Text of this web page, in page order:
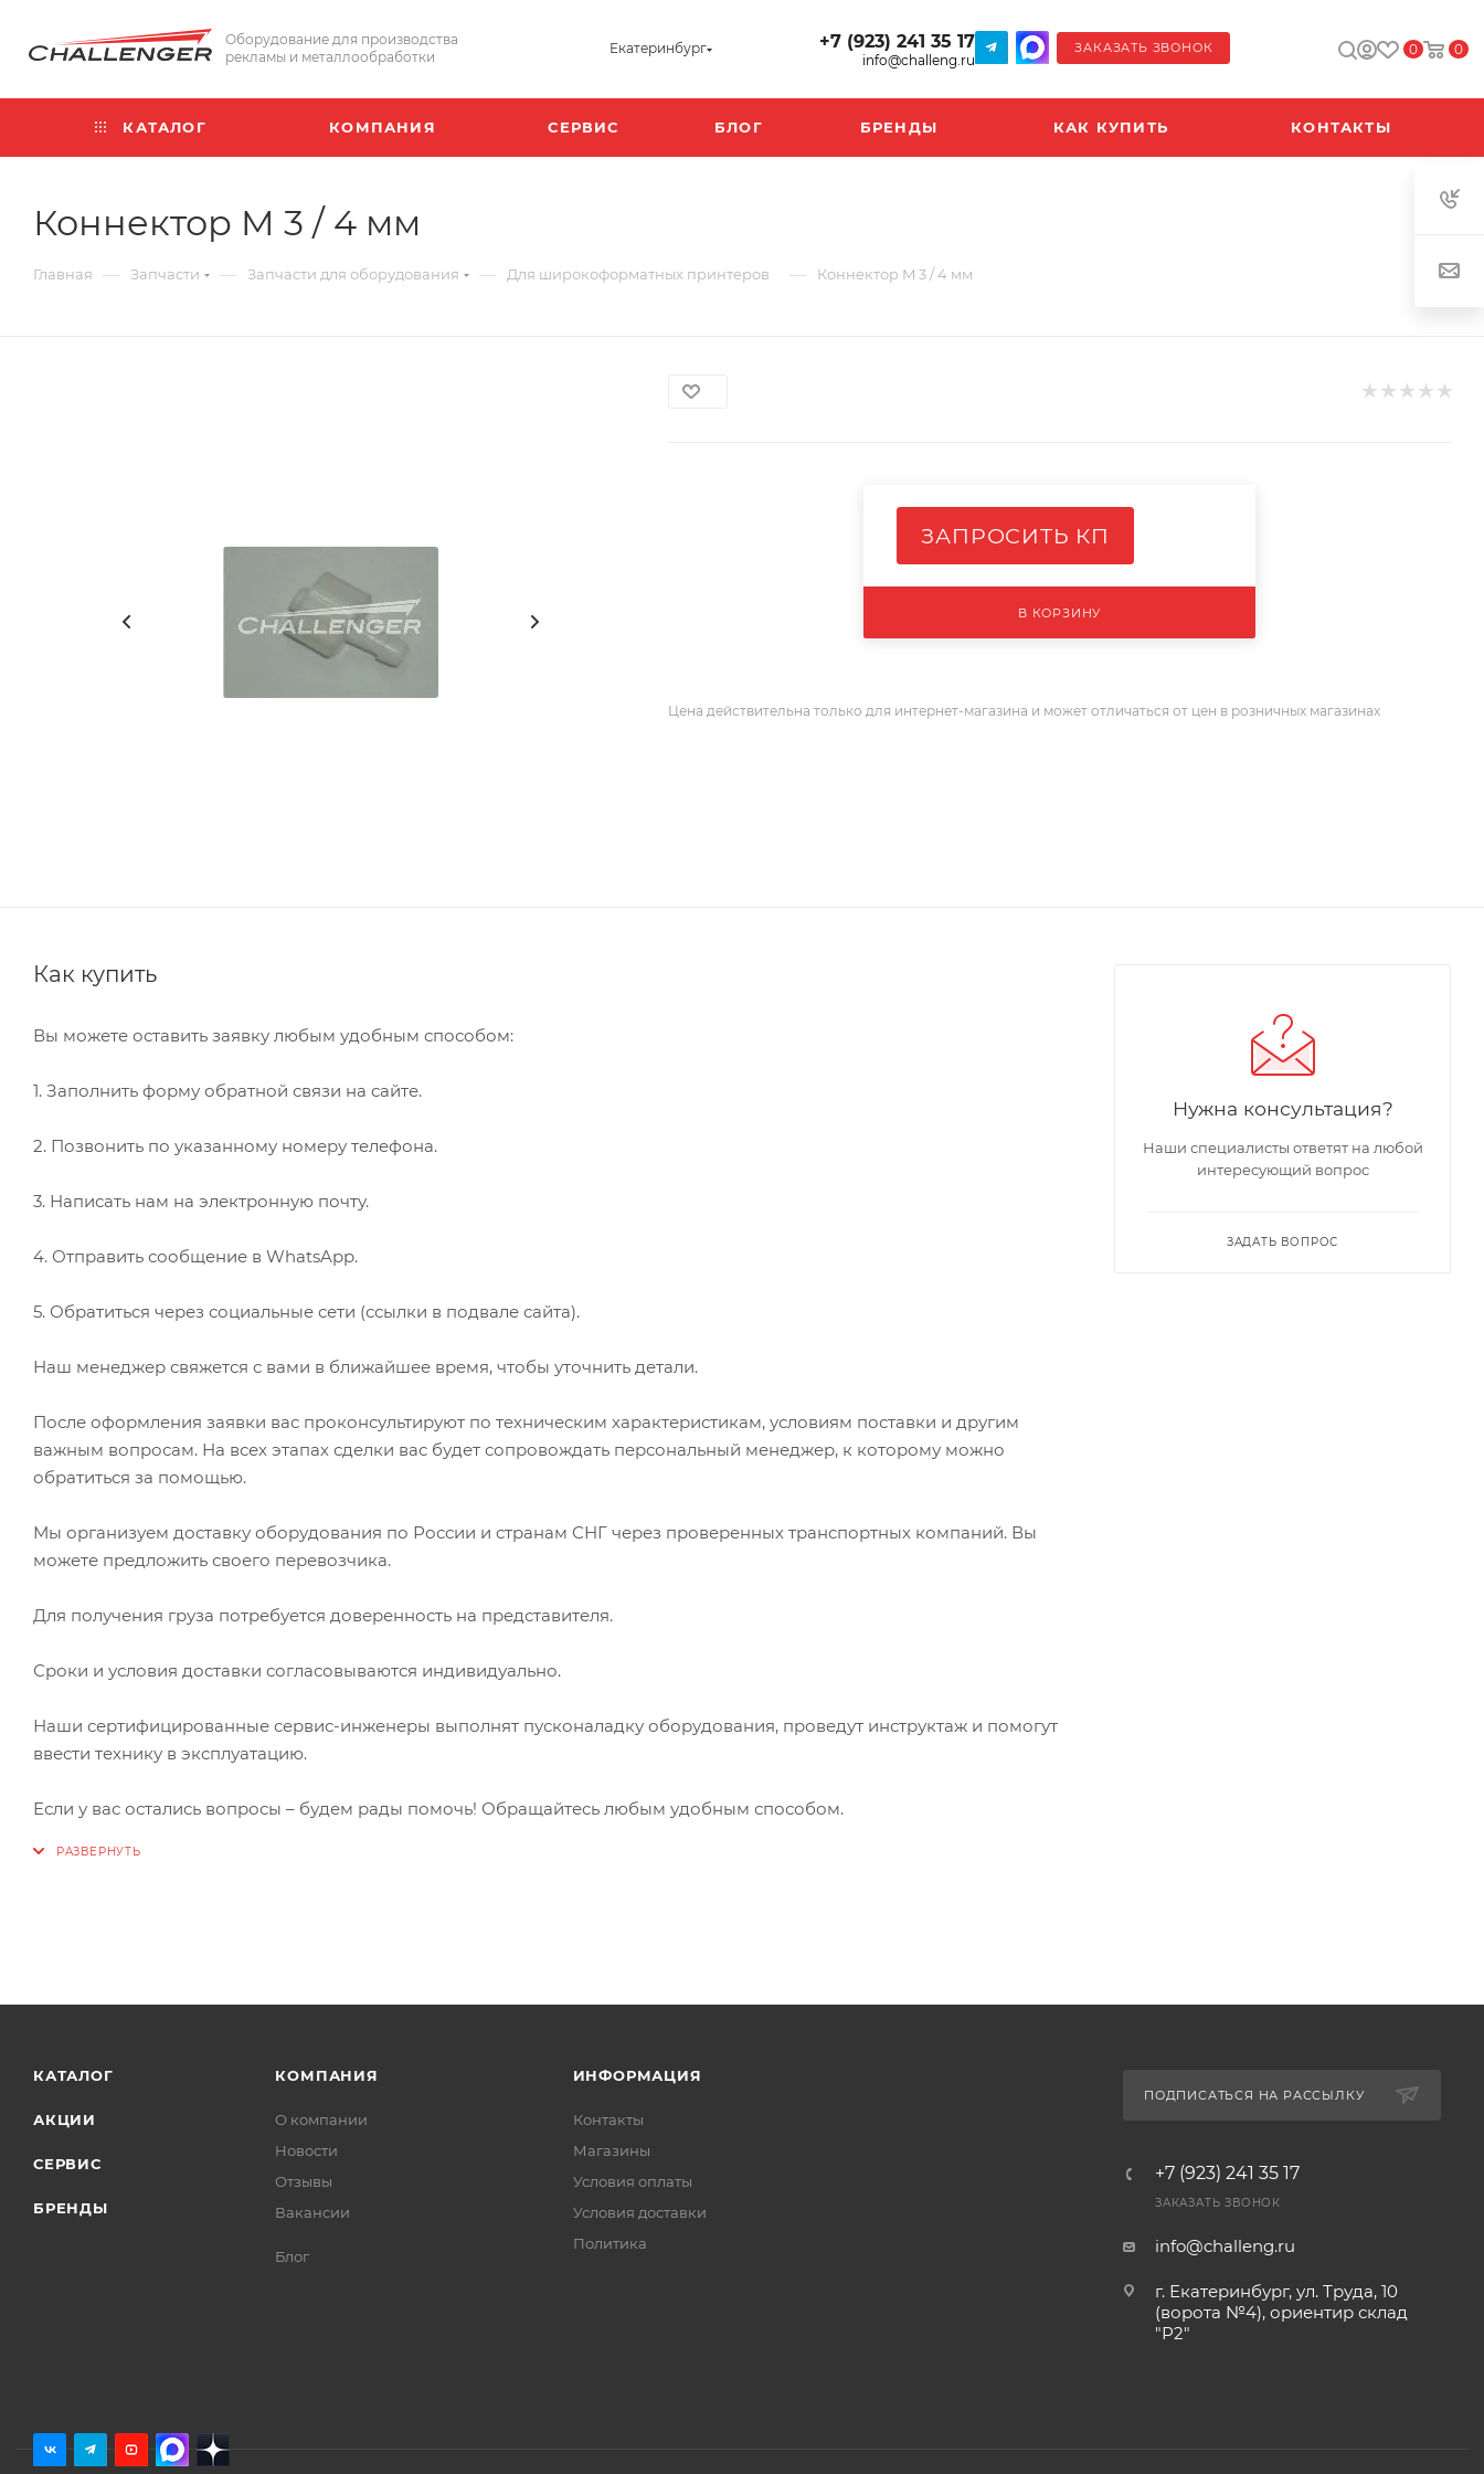
Оборудование для производства
рекламы и металлообработки
Екатеринбург +7 (923) 241 35 17
info@challeng.ru
ЗАКАЗАТЬ ЗВОНОК 0 0
КАТАЛОГ КОМПАНИЯ СЕРВИС БЛОГ БРЕНДЫ КАК КУПИТЬ КОНТАКТЫ
Коннектор M 3 / 4 мм
Главная — Запчасти — Запчасти для оборудования — Для широкоформатных принтеров — Коннектор M 3 / 4 мм
ЗАПРОСИТЬ КП
В КОРЗИНУ
Цена действительна только для интернет-магазина и может отличаться от цен в розничных магазинах
Как купить
Вы можете оставить заявку любым удобным способом:
1. Заполнить форму обратной связи на сайте.
2. Позвонить по указанному номеру телефона.
3. Написать нам на электронную почту.
4. Отправить сообщение в WhatsApp.
5. Обратиться через социальные сети (ссылки в подвале сайта).
Наш менеджер свяжется с вами в ближайшее время, чтобы уточнить детали.
После оформления заявки вас проконсультируют по техническим характеристикам, условиям поставки и другим
важным вопросам. На всех этапах сделки вас будет сопровождать персональный менеджер, к которому можно
обратиться за помощью.
Мы организуем доставку оборудования по России и странам СНГ через проверенных транспортных компаний. Вы
можете предложить своего перевозчика.
Для получения груза потребуется доверенность на представителя.
Сроки и условия доставки согласовываются индивидуально.
Наши сертифицированные сервис-инженеры выполнят пусконаладку оборудования, проведут инструктаж и помогут
ввести технику в эксплуатацию.
Если у вас остались вопросы – будем рады помочь! Обращайтесь любым удобным способом.
Нужна консультация?
Наши специалисты ответят на любой
интересующий вопрос
ЗАДАТЬ ВОПРОС
КАТАЛОГ
АКЦИИ
СЕРВИС
БРЕНДЫ
КОМПАНИЯ
О компании
Новости
Отзывы
Вакансии
Блог
ИНФОРМАЦИЯ
Контакты
Магазины
Условия оплаты
Условия доставки
Политика
ПОДПИСАТЬСЯ НА РАССЫЛКУ
+7 (923) 241 35 17
ЗАКАЗАТЬ ЗВОНОК
info@challeng.ru
г. Екатеринбург, ул. Труда, 10
(ворота №4), ориентир склад
"Р2"